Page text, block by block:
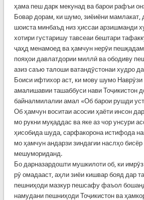
ҳама пеш дарк мекунад ва барои рафъи
Бовар дорам, ки шумо, зиёиёни мамлакат,
шоиста минбаъд низ ҳиссаи арзишманди
хотири густаришу тавсеаи бештари
ҷаҳд менамоед ва ҳамчун нерӯи
пояҳои давлатдории миллӣ ва ободиву
азиз саъю талоши ватандӯстонаи худро
Боиси ифтихор аст, ки мову шумо Наврӯзи
амалишавии ташаббуси нави Тоҷикистон
байналмилалии амал «Об барои рушди
Об ҳамчун воситаи асосии ҳаёти инсон
мо рукни муқаддас ва яке аз чор унсури
ҳисобида шуда, сарфакорона истифода
мо ҳамчун андарзи зиндагии наслҳо
мешумориданд.
Бо дарназардошти мушкилоти об, ки
рӯ омадааст, аҳли зиёи кишвар бояд дар
пешниҳоди мазкур пешсафу фаъол
намудани пешниҳоди Тоҷикистон ва